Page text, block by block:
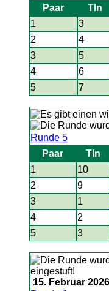
Paar
Tln
1
3
2
4
3
5
4
6
5
7
Runde 5
Paar
Tln
1
10
2
9
3
1
4
2
5
3
15. Februar